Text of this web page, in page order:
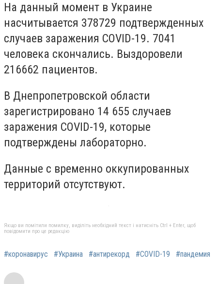
На данный момент в Украине
насчитывается 378729 подтвержденных
случаев заражения COVID-19. 7041
человека скончались. Выздоровели
216662 пациентов.
В Днепропетровской области
зарегистрировано 14 655 случаев
заражения COVID-19, которые
подтверждены лабораторно.
Данные с временно оккупированных
территорий отсутствуют.
Якщо ви помітили помилку, виділіть необхідний текст і натисніть Ctrl + Enter, щоб
повідомити про це редакцію
#коронавирус #Украина #антирекорд #COVID-19 #пандемия